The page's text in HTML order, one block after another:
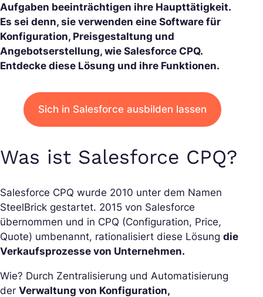
Aufgaben beeinträchtigen ihre Haupttätigkeit.
Es sei denn, sie verwenden eine Software für
Konfiguration, Preisgestaltung und
Angebotserstellung, wie Salesforce CPQ.
Entdecke diese Lösung und ihre Funktionen.
Sich in Salesforce ausbilden lassen
Was ist Salesforce CPQ?
Salesforce CPQ wurde 2010 unter dem Namen
SteelBrick gestartet. 2015 von Salesforce
übernommen und in CPQ (Configuration, Price,
Quote) umbenannt, rationalisiert diese Lösung die
Verkaufsprozesse von Unternehmen.
Wie? Durch Zentralisierung und Automatisierung
der Verwaltung von Konfiguration,